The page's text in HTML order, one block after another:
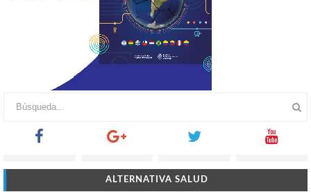
ALTERNATIVA SALUD